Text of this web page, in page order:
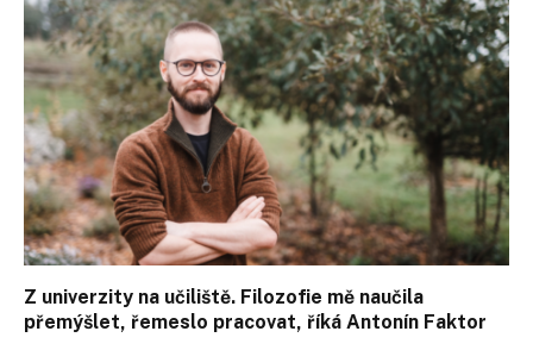
Z univerzity na učiliště. Filozofie mě naučila
přemýšlet, řemeslo pracovat, říká Antonín Faktor